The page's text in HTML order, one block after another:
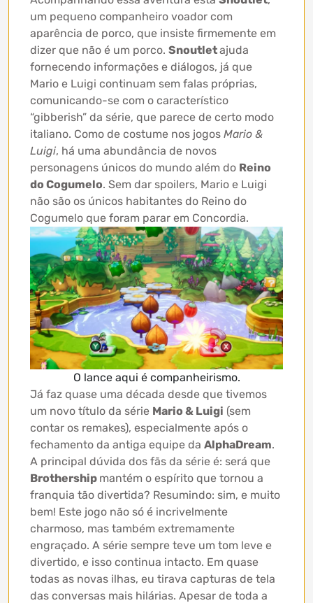
um pequeno companheiro voador com
aparência de porco, que insiste firmemente em
dizer que não é um porco. Snoutletajuda
fornecendo informações e diálogos, já que
Mario e Luigi continuam sem falas próprias,
comunicando-se com o característico
“gibberish” da série, que parece de certo modo
italiano. Como de costume nos jogos Mario &
Luigi, há uma abundância de novos
personagens únicos do mundo além do Reino
do Cogumelo. Sem dar spoilers, Mario e Luigi
não são os únicos habitantes do Reino do
Cogumelo que foram parar em Concordia.
O lance aqui é companheirismo.
Já faz quase uma década desde que tivemos
um novo título da série Mario & Luigi (sem
contar os remakes), especialmente após o
fechamento da antiga equipe da AlphaDream.
A principal dúvida dos fãs da série é: será que
Brothership mantém o espírito que tornou a
franquia tão divertida? Resumindo: sim, e muito
bem! Este jogo não só é incrivelmente
charmoso, mas também extremamente
engraçado. A série sempre teve um tom leve e
divertido, e isso continua intacto. Em quase
todas as novas ilhas, eu tirava capturas de tela
das conversas mais hilárias. Apesar de toda a